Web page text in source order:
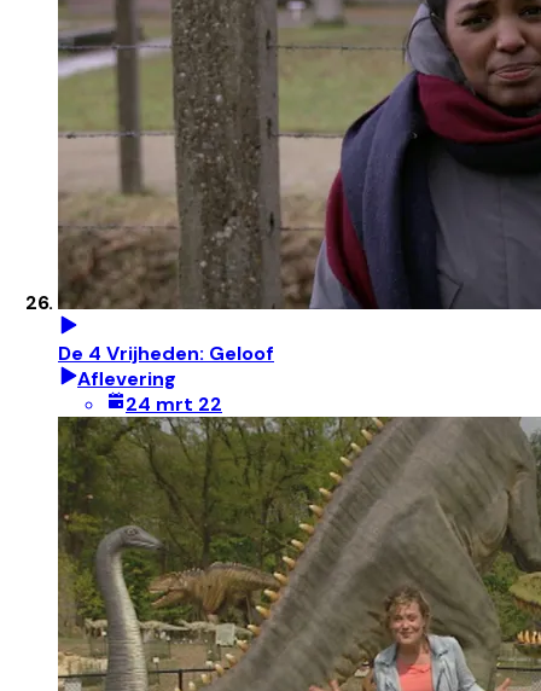
De 4 Vrijheden: Geloof
Aflevering
24 mrt 22